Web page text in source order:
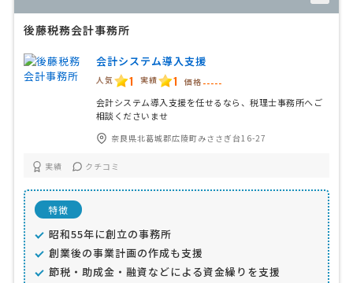
後藤税務会計事務所
会計システム導入支援
人気 1 実績 1 価格 -----
会計システム導入支援を任せるなら、税理士事務所へご
相談くださいませ
奈良県北葛城郡広陵町みささぎ台16-27
実績 クチコミ
特徴
昭和55年に創立の事務所
創業後の事業計画の作成も支援
節税・助成金・融資などによる資金繰りを支援